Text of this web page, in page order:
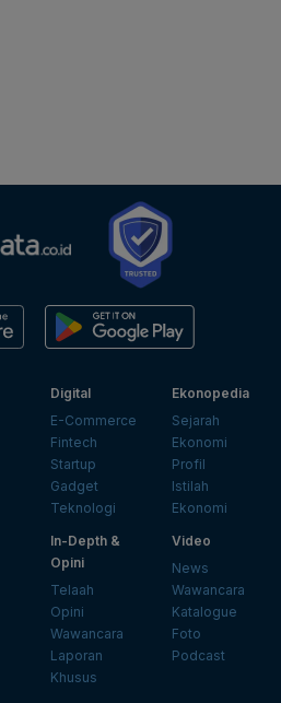
Digital
E-Commerce
Fintech
Startup
Gadget
Teknologi
Ekonopedia
Sejarah
Ekonomi
Profil
Istilah
Ekonomi
In-Depth &
Opini
Telaah
Opini
Wawancara
Laporan
Khusus
Video
News
Wawancara
Katalogue
Foto
Podcast